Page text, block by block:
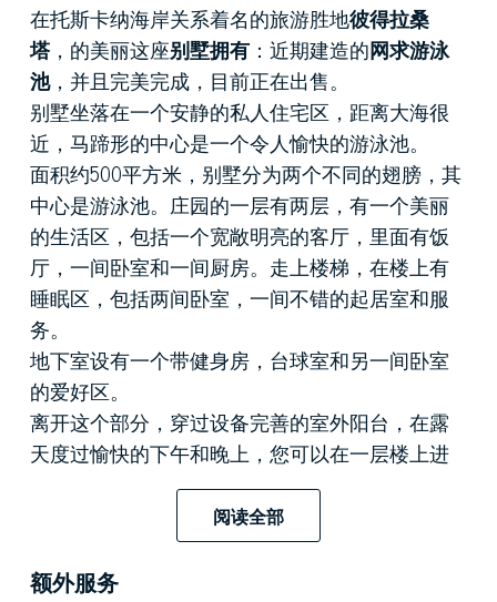
在托斯卡纳海岸关系着名的旅游胜地彼得拉桑
塔，的美丽这座别墅拥有 ：近期建造的网求游泳
池，并且完美完成，目前正在出售。
别墅坐落在一个安静的私人住宅区，距离大海很
近，马蹄形的中心是一个令人愉快的游泳池。
面积约500平方米，别墅分为两个不同的翅膀，其
中心是游泳池。庄园的一层有两层，有一个美丽
的生活区，包括一个宽敞明亮的客厅，里面有饭
厅，一间卧室和一间厨房。走上楼梯，在楼上有
睡眠区，包括两间卧室，一间不错的起居室和服
务。
地下室设有一个带健身房，台球室和另一间卧室
的爱好区。
离开这个部分，穿过设备完善的室外阳台，在露
天度过愉快的下午和晚上，您可以在一层楼上进
入酒店的第二翼，并且拥有三间卧室。
在内部，待售别墅完美完成，注重细节，配有优
质材料，设计师家具。
酒店外部周围环绕着郁郁葱葱的英式花园，中央
阅读全部
额外服务